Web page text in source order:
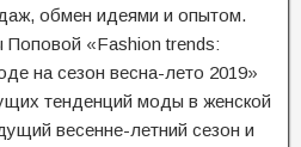
обмен идеями и опытом.
«Fashion trends:
на сезон весна-лето 2019»
тенденций моды в женской
весенне-летний сезон и